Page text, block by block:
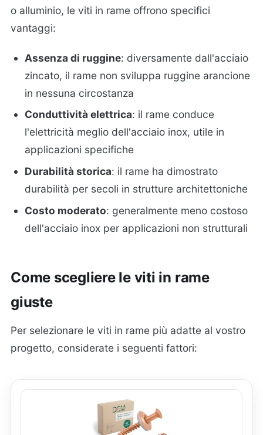
o alluminio, le viti in rame offrono specifici
vantaggi:
Assenza di ruggine: diversamente dall'acciaio
zincato, il rame non sviluppa ruggine arancione
in nessuna circostanza
Conduttività elettrica: il rame conduce
l'elettricità meglio dell'acciaio inox, utile in
applicazioni specifiche
Durabilità storica: il rame ha dimostrato
durabilità per secoli in strutture architettoniche
Costo moderato: generalmente meno costoso
dell'acciaio inox per applicazioni non strutturali
Come scegliere le viti in rame
giuste
Per selezionare le viti in rame più adatte al vostro
progetto, considerate i seguenti fattori: